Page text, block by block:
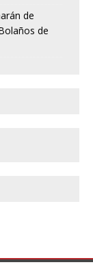
de
de